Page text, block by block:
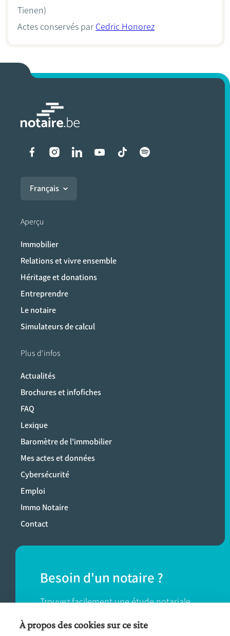
Tienen)
Actes conservés par Cedric Honorez
Liens vers les réseaux
Français
Aperçu
Immobilier
Relations et vivre ensemble
Héritage et donations
Entreprendre
Le notaire
Simulateurs de calcul
Plus d'infos
Actualités
Brochures et infofiches
FAQ
Lexique
Baromètre de l'immobilier
Mes actes et données
Cybersécurité
Emploi
Immo Notaire
Contact
Besoin d'un notaire ?
Trouvez facilement une étude notariale
près de chez vous.
À propos des cookies sur ce site